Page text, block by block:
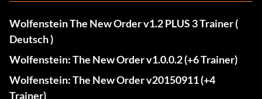
Wolfenstein The New Order v1.2 PLUS 3 Trainer (
Deutsch )
Wolfenstein: The New Order v1.0.0.2 (+6 Trainer)
Wolfenstein: The New Order v20150911 (+4
Trainer)